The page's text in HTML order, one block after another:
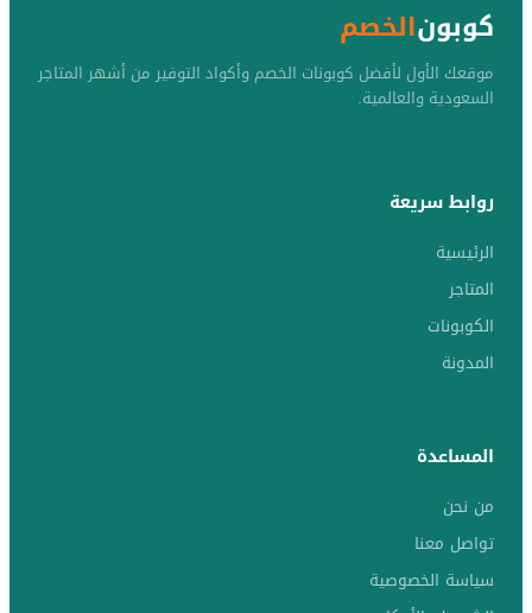
كوبونالخصم
موقعك الأول لأفضل كوبونات الخصم وأكواد التوفير من أشهر المتاجر
السعودية والعالمية.
روابط سريعة
الرئيسية
المتاجر
الكوبونات
المدونة
المساعدة
من نحن
تواصل معنا
سياسة الخصوصية